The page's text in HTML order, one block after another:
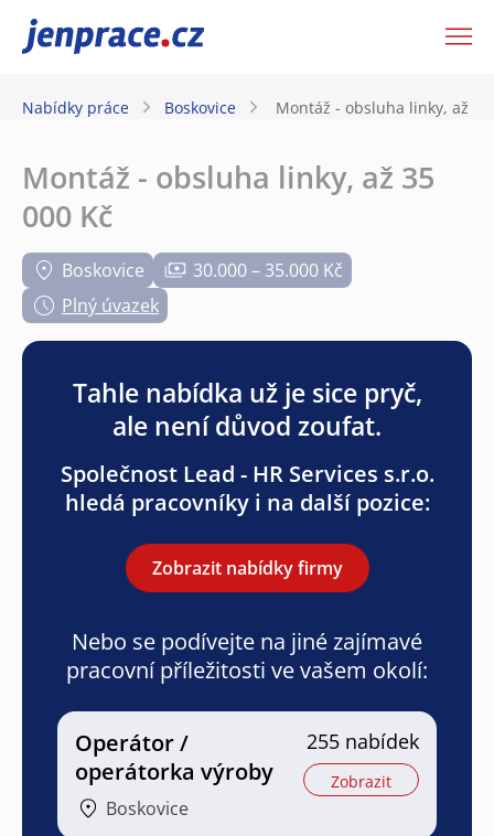
JenPráce.cz
Nabídky práce Boskovice Montáž - obsluha linky, až 35
Montáž - obsluha linky, až 35
000 Kč
Boskovice
30.000 – 35.000 Kč
Plný úvazek
Tahle nabídka už je sice pryč,
ale není důvod zoufat.
Společnost Lead - HR Services s.r.o.
hledá pracovníky i na další pozice:
Zobrazit nabídky firmy
Nebo se podívejte na jiné zajímavé
pracovní příležitosti ve vašem okolí:
Operátor /
operátorka výroby
Boskovice
255 nabídek
Zobrazit